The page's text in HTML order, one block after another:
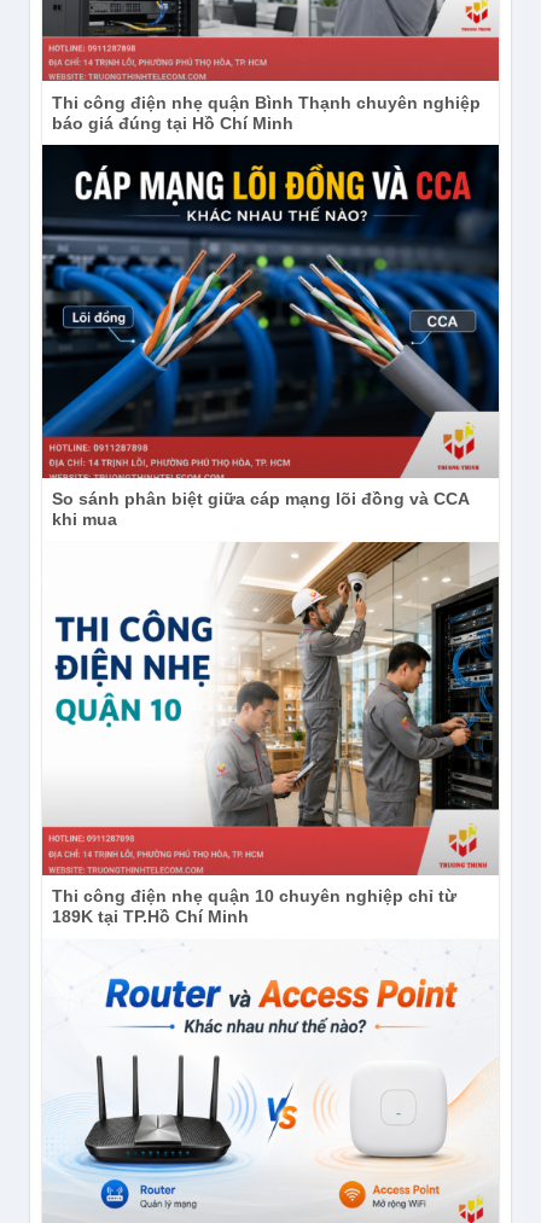
Thi công điện nhẹ quận Bình Thạnh chuyên nghiệp
báo giá đúng tại Hồ Chí Minh
So sánh phân biệt giữa cáp mạng lõi đồng và CCA
khi mua
Thi công điện nhẹ quận 10 chuyên nghiệp chỉ từ
189K tại TP.Hồ Chí Minh